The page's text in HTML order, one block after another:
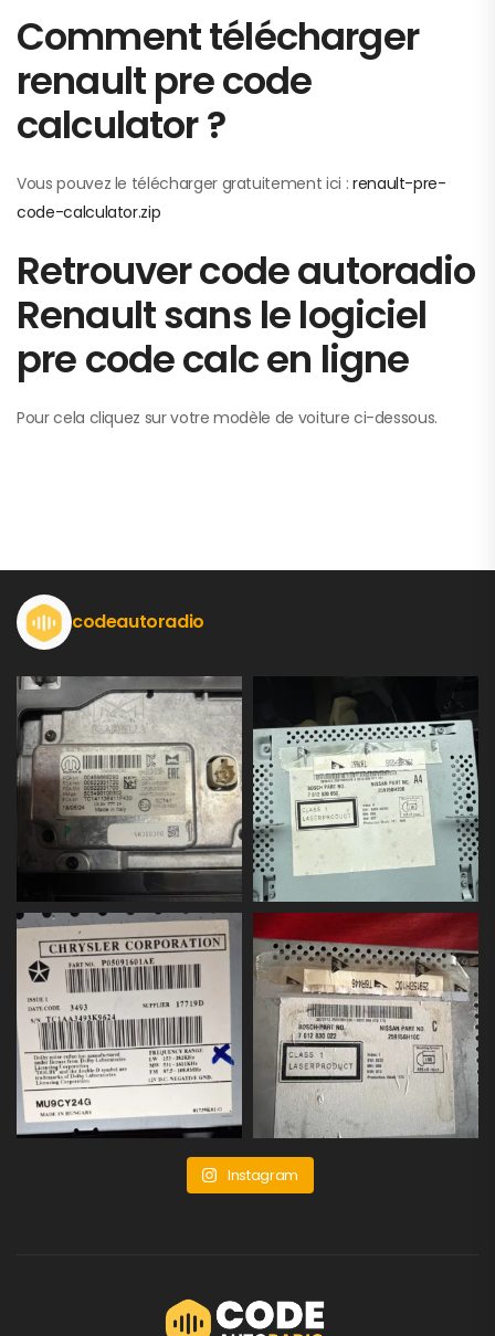
Comment télécharger
renault pre code
calculator ?
Vous pouvez le télécharger gratuitement ici : renault-pre-
code-calculator.zip
Retrouver code autoradio
Renault sans le logiciel
pre code calc en ligne
Pour cela cliquez sur votre modèle de voiture ci-dessous.
codeautoradio
Instagram